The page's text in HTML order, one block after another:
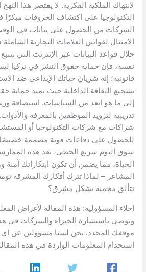
لانتهاك الملكية الفكرية. لا يقتصر هذا
التكنولوجيا على اكتشاف الخروقات
الشركات من الحصول على بيانات في
الامتثال لقوانين العلامات التجارية
خلال قواعد البيانات عبر الإنترنت التي
نفسه، فإن حماية حقوق النشر في تركيا
قانونية؛ إنه شريان حياتك الإبداعي ضد
تشجيع الثقافة الداخلية حيث تمتد حماية
إلى ما هو أبعد من السياسات. استضافة
تدريبية لتزويد الموظفين بالمعرفة
شراكات مع شركات التكنولوجيا أو
للحصول على دفاعات قوية مصممة خصيصًا
سوق اليوم سريع الخطى، تعد هذه
الحياة، مما يضمن أن تكون ابتكاراتك
المشاعر – لماذا تترك أفكارك المشرقة
تتألق محمية بشكل مشرق؟
إخلاء المسؤولية: هذه المقالة لأغراض
ويوصى باستشارة الخبراء والشركات في
موقفك المحدد. نحن لسنا مسؤولين عن
استخدام المعلومات الواردة في هذه